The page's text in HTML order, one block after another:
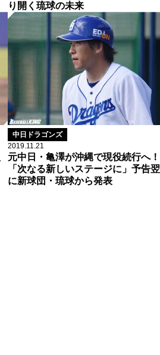
り開く琉球の未来
中日ドラゴンズ
2019.11.21
元中日・亀澤が沖縄で現役続行へ！
「次なる新しいステージに」予告
に新球団・琉球から発表